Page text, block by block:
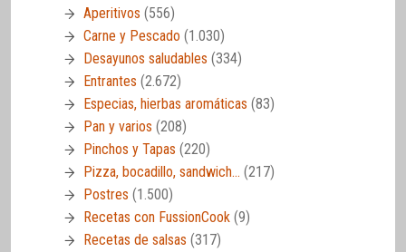
Aperitivos (556)
Carne y Pescado (1.030)
Desayunos saludables (334)
Entrantes (2.672)
Especias, hierbas aromáticas (83)
Pan y varios (208)
Pinchos y Tapas (220)
Pizza, bocadillo, sandwich… (217)
Postres (1.500)
Recetas con FussionCook (9)
Recetas de salsas (317)